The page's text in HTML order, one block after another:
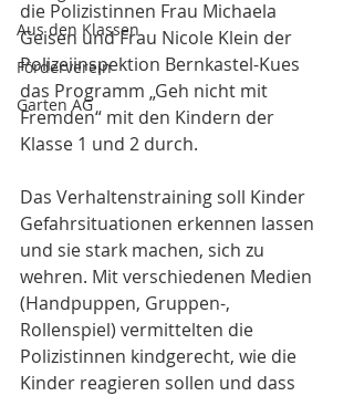
Aus den Klassen
Förderverein
Garten AG
die Polizistinnen Frau Michaela
Geisen und Frau Nicole Klein der
Polizeiinspektion Bernkastel-Kues
das Programm „Geh nicht mit
Fremden“ mit den Kindern der
Klasse 1 und 2 durch.
Das Verhaltenstraining soll Kinder
Gefahrsituationen erkennen lassen
und sie stark machen, sich zu
wehren. Mit verschiedenen Medien
(Handpuppen, Gruppen-,
Rollenspiel) vermittelten die
Polizistinnen kindgerecht, wie die
Kinder reagieren sollen und dass